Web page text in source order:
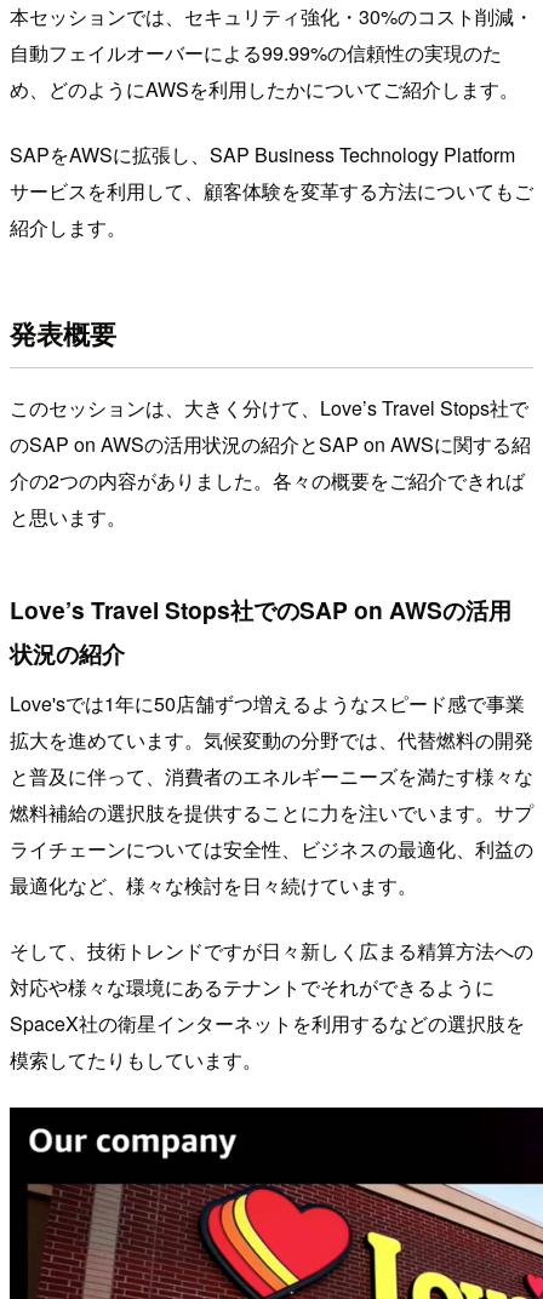
本セッションでは、セキュリティ強化・30%のコスト削減・
自動フェイルオーバーによる99.99%の信頼性の実現のた
め、どのようにAWSを利用したかについてご紹介します。
SAPをAWSに拡張し、SAP Business Technology Platform
サービスを利用して、顧客体験を変革する方法についてもご
紹介します。
発表概要
このセッションは、大きく分けて、Love’s Travel Stops社で
のSAP on AWSの活用状況の紹介とSAP on AWSに関する紹
介の2つの内容がありました。各々の概要をご紹介できれば
と思います。
Love’s Travel Stops社でのSAP on AWSの活用
状況の紹介
Love'sでは1年に50店舗ずつ増えるようなスピード感で事業
拡大を進めています。気候変動の分野では、代替燃料の開発
と普及に伴って、消費者のエネルギーニーズを満たす様々な
燃料補給の選択肢を提供することに力を注いでいます。サプ
ライチェーンについては安全性、ビジネスの最適化、利益の
最適化など、様々な検討を日々続けています。
そして、技術トレンドですが日々新しく広まる精算方法への
対応や様々な環境にあるテナントでそれができるように
SpaceX社の衛星インターネットを利用するなどの選択肢を
模索してたりもしています。